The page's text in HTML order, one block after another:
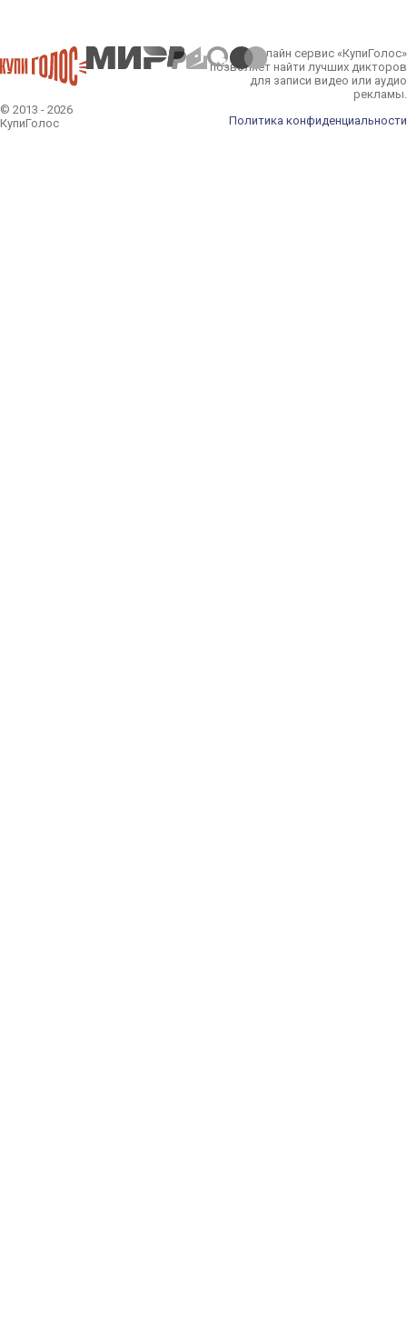
© 2013 - 2026
КупиГолос
Онлайн сервис «КупиГолос»
позволяет найти лучших дикторов
для записи видео или аудио
рекламы.
Политика конфиденциальности